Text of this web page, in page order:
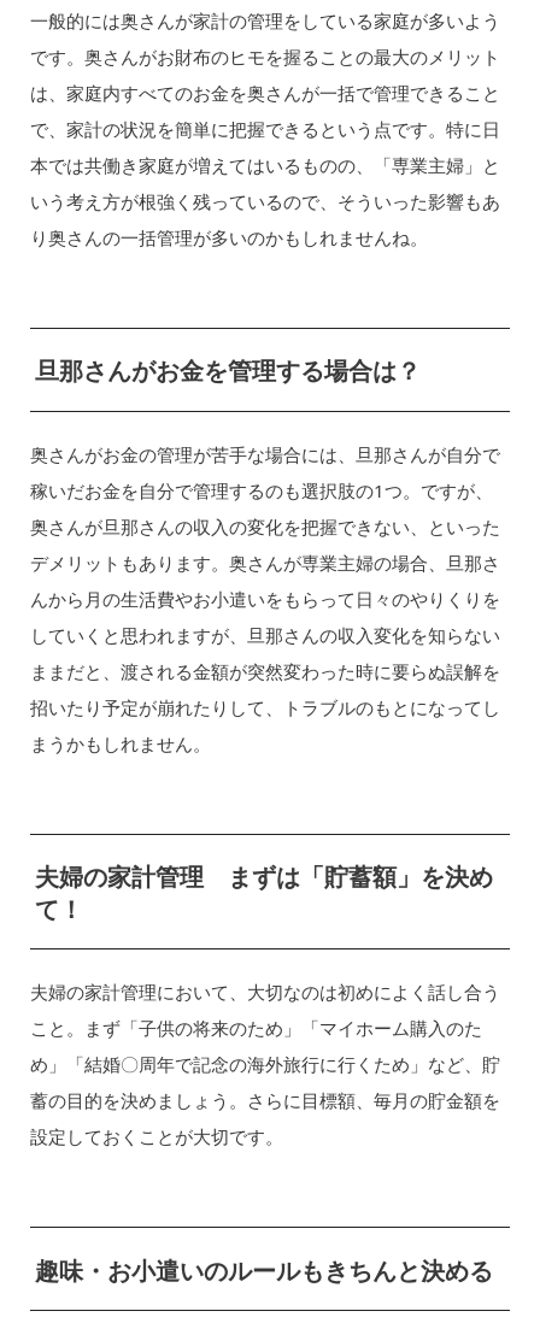
一般的には奥さんが家計の管理をしている家庭が多いよう
です。奥さんがお財布のヒモを握ることの最大のメリット
は、家庭内すべてのお金を奥さんが一括で管理できること
で、家計の状況を簡単に把握できるという点です。特に日
本では共働き家庭が増えてはいるものの、「専業主婦」と
いう考え方が根強く残っているので、そういった影響もあ
り奥さんの一括管理が多いのかもしれませんね。
旦那さんがお金を管理する場合は？
奥さんがお金の管理が苦手な場合には、旦那さんが自分で
稼いだお金を自分で管理するのも選択肢の1つ。ですが、
奥さんが旦那さんの収入の変化を把握できない、といった
デメリットもあります。奥さんが専業主婦の場合、旦那さ
んから月の生活費やお小遣いをもらって日々のやりくりを
していくと思われますが、旦那さんの収入変化を知らない
ままだと、渡される金額が突然変わった時に要らぬ誤解を
招いたり予定が崩れたりして、トラブルのもとになってし
まうかもしれません。
夫婦の家計管理 まずは「貯蓄額」を決め
て！
夫婦の家計管理において、大切なのは初めによく話し合う
こと。まず「子供の将来のため」「マイホーム購入のた
め」「結婚〇周年で記念の海外旅行に行くため」など、貯
蓄の目的を決めましょう。さらに目標額、毎月の貯金額を
設定しておくことが大切です。
趣味・お小遣いのルールもきちんと決める